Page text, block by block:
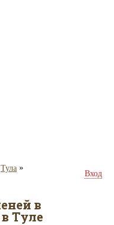
Тула »
Вход
в
Туле